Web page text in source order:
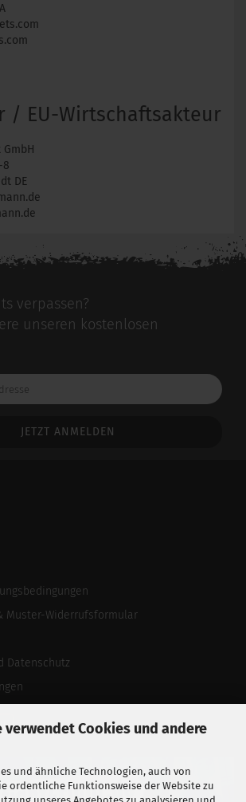
verwendet Cookies und andere
und ähnliche Technologien, auch von
ordentliche Funktionsweise der Website zu
/ EU-Wirtschaftsakteur
8
DE
verpassen?
unseren kostenlosen
Muster-Widerrufsformular
Datenschutz